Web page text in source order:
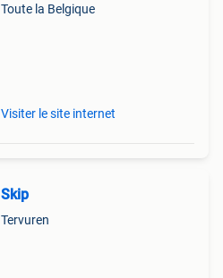
Toute la Belgique
Visiter le site internet
Skip
Tervuren